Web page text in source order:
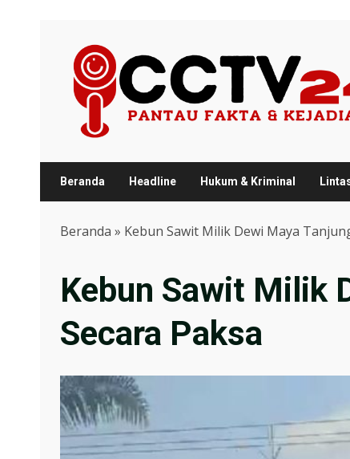
content
Beranda Headline Hukum & Kriminal
Beranda » Kebun Sawit Milik Dewi Maya
Kebun Sawit Milik
Secara Paksa